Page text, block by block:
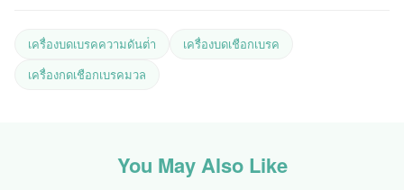
เครื่องบดเบรคความดันต่ํา
เครื่องบดเชือกเบรค
เครื่องกดเชือกเบรคมวล
You May Also Like